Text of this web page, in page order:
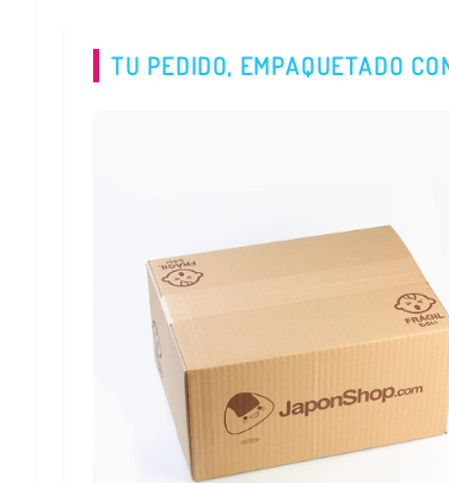
TU PEDIDO, EMPAQUETADO